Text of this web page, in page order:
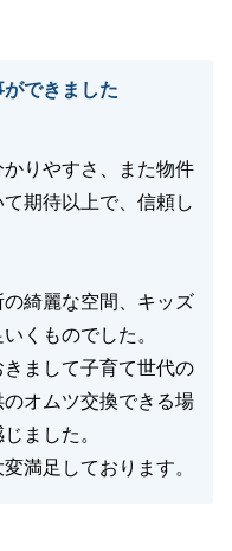
できました
りやすさ、また物件
期待以上で、信頼し
綺麗な空間、キッズ
くものでした。
まして子育て世代の
オムツ交換できる場
ました。
満足しております。